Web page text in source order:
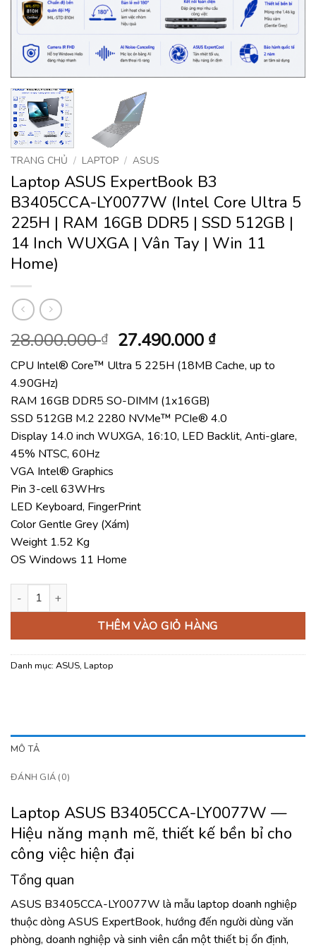
TRANG CHỦ / LAPTOP / ASUS
Laptop ASUS ExpertBook B3
B3405CCA-LY0077W (Intel Core Ultra 5
225H | RAM 16GB DDR5 | SSD 512GB |
14 Inch WUXGA | Vân Tay | Win 11
Home)
28.000.000₫ Giá
gốc
là:
28.000.000 ₫.
27.490.000 ₫Giá
hiện
tại
CPU Intel® Core™ Ultra 5 225H (18MB Cache, up to
4.90GHz)
RAM 16GB DDR5 SO-DIMM (1x16GB)
SSD 512GB M.2 2280 NVMe™ PCIe® 4.0
Display 14.0 inch WUXGA, 16:10, LED Backlit, Anti-glare,
45% NTSC, 60Hz
VGA Intel® Graphics
Pin 3-cell 63WHrs
LED Keyboard, FingerPrint
Color Gentle Grey (Xám)
Weight 1.52 Kg
OS Windows 11 Home
Laptop ASUS ExpertBook B3 B3405CCA-LY0077W (Intel Core
THÊM VÀO GIỎ HÀNG
Danh mục: ASUS, Laptop
MÔ TẢ
ĐÁNH GIÁ (0)
Laptop ASUS B3405CCA-LY0077W —
Hiệu năng mạnh mẽ, thiết kế bền bỉ cho
công việc hiện đại
Tổng quan
ASUS B3405CCA-LY0077W là mẫu laptop doanh nghiệp
thuộc dòng ASUS ExpertBook, hướng đến người dùng văn
phòng, doanh nghiệp và sinh viên cần một thiết bị ổn định,